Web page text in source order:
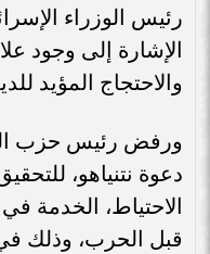
رئيس الوزراء
الإشارة إلى وجود
والاحتجاج المؤيد
ورفض رئيس حزب
دعوة نتنياهو،
الاحتياط، الخدمة
قبل الحرب، وذلك